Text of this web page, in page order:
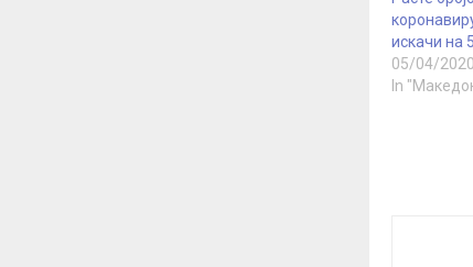
искачи на
05/04/2020
In